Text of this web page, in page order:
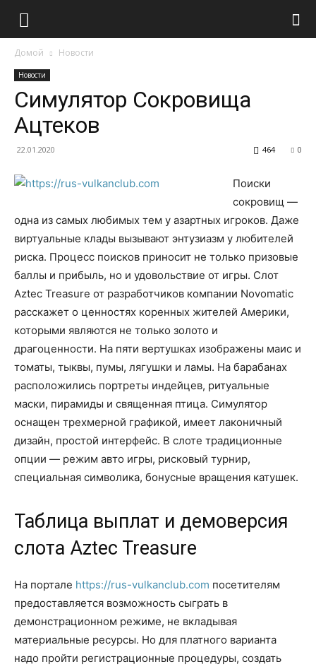
Домой Новости
Новости
Симулятор Сокровища
Ацтеков
22.01.2020 0
464
Поиски
сокровищ —
одна из самых любимых тем у азартных игроков. Даже
виртуальные клады вызывают энтузиазм у любителей
риска. Процесс поисков приносит не только призовые
баллы и прибыль, но и удовольствие от игры. Слот
Aztec Treasure от разработчиков компании Novomatic
расскажет о ценностях коренных жителей Америки,
которыми являются не только золото и
драгоценности. На пяти вертушках изображены маис и
томаты, тыквы, пумы, лягушки и ламы. На барабанах
расположились портреты индейцев, ритуальные
маски, пирамиды и священная птица. Симулятор
оснащен трехмерной графикой, имеет лаконичный
дизайн, простой интерфейс. В слоте традиционные
опции — режим авто игры, рисковый турнир,
специальная символика, бонусные вращения катушек.
Таблица выплат и демоверсия
слота Aztec Treasure
На портале https://rus-vulkanclub.com посетителям
предоставляется возможность сыграть в
демонстрационном режиме, не вкладывая
материальные ресурсы. Но для платного варианта
надо пройти регистрационные процедуры, создать